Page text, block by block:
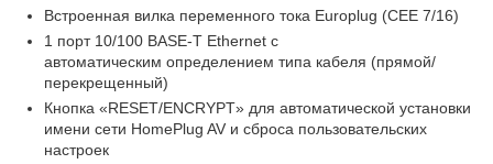
Встроенная вилка переменного тока Europlug (CEE 7/16)
1 порт 10/100 BASE-T Ethernet с
автоматическим определением типа кабеля (прямой/
перекрещенный)
Кнопка «RESET/ENCRYPT» для автоматической установки
имени сети HomePlug AV и сброса пользовательских
настроек